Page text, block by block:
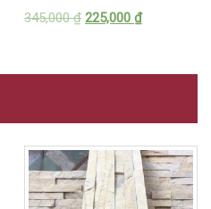
345,000₫ 225,000 ₫